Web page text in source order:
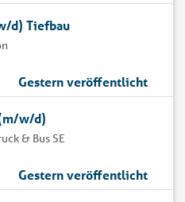
d) Tiefbau
Gestern veröffentlicht
w/d)
& Bus SE
Gestern veröffentlicht